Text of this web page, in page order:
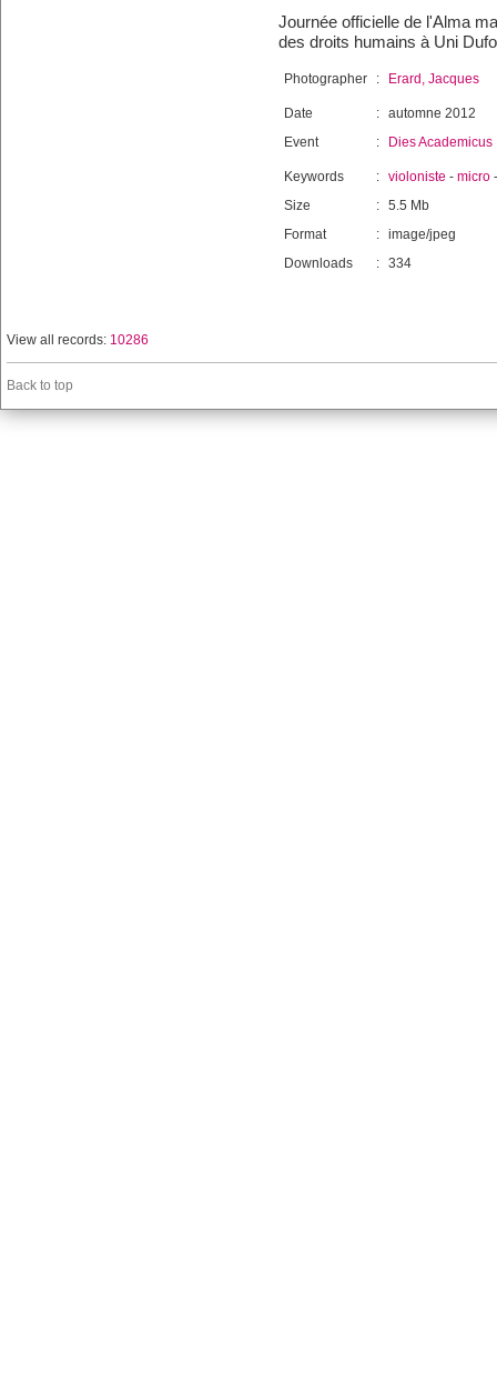
Journée officielle de l'Alma
des droits humains à Uni
Photographer : Erard, Jacques
Date : automne 2012
Event
: Dies Academicus
Keywords : violoniste - micro
Size
: 5.5 Mb
Format
: image/jpeg
Downloads
: 334
View all records: 10286
Back to top